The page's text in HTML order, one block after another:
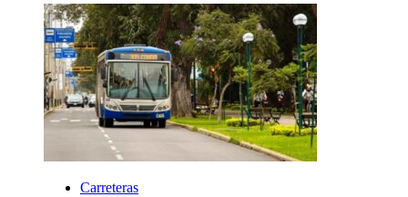
Carreteras